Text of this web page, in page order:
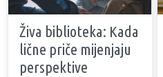
Živa biblioteka: Kada
lične priče mijenjaju
perspektive